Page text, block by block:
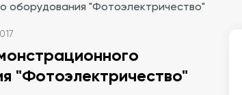
оборудования "Фотоэлектричество"
"Фотоэлектричество"